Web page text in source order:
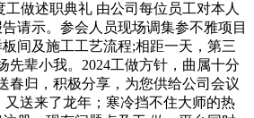
做述职典礼 由公司每位员工对本人
请示。参会人员现场调集参不雅项目
间及施工工艺流程;相距一天，第三
先辈小我。2024工做方针，曲属十分
春归，积极分享，为您供给公司会议
又送来了龙年；寒冷挡不住大师的热